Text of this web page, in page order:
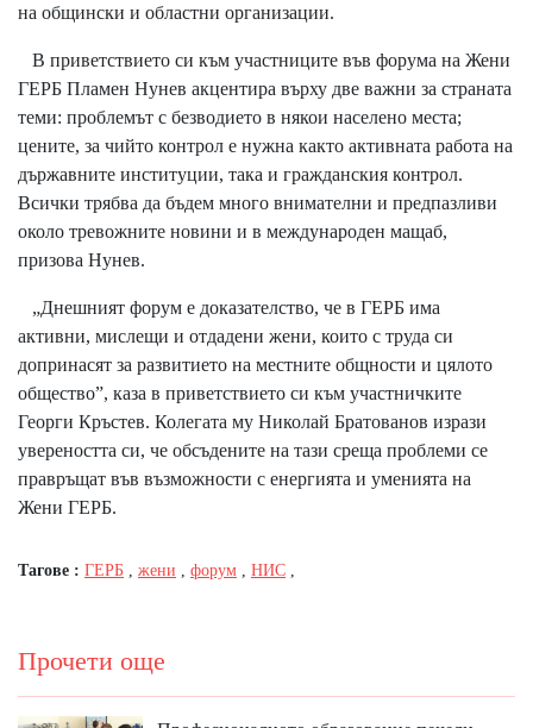
на общински и областни организации.
В приветствието си към участниците във форума на Жени
ГЕРБ Пламен Нунев акцентира върху две важни за страната
теми: проблемът с безводието в някои населено места;
цените, за чийто контрол е нужна както активната работа на
държавните институции, така и гражданския контрол.
Всички трябва да бъдем много внимателни и предпазливи
около тревожните новини и в международен мащаб,
призова Нунев.
„Днешният форум е доказателство, че в ГЕРБ има
активни, мислещи и отдадени жени, които с труда си
допринасят за развитието на местните общности и цялото
общество”, каза в приветствието си към участничките
Георги Кръстев. Колегата му Николай Братованов изрази
увереността си, че обсъдените на тази среща проблеми се
правръщат във възможности с енергията и уменията на
Жени ГЕРБ.
Тагове : ГЕРБ , жени , форум , НИС ,
Прочети още